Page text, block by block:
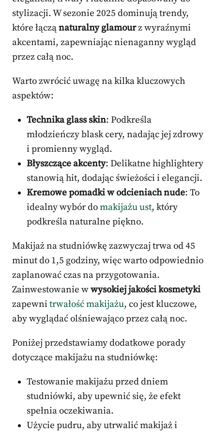
stylizacji. W sezonie 2025 dominują trendy,
które łącząnaturalny glamourz wyraźnymi
akcentami, zapewniając nienaganny wygląd
przez całą noc.
Warto zwrócić uwagę na kilka kluczowych
aspektów:
Technika glass skin: Podkreśla
młodzieńczy blask cery, nadając jej zdrowy
i promienny wygląd.
Błyszczące akcenty: Delikatne highlightery
stanowią hit, dodając świeżości i elegancji.
Kremowe pomadki w odcieniach nude: To
idealny wybór domakijażu ust, który
podkreśla naturalne piękno.
Makijaż na studniówkę zazwyczaj trwa od 45
minut do 1,5 godziny, więc warto odpowiednio
zaplanować czas na przygotowania.
Zainwestowanie wwysokiej jakości kosmetyki
zapewni trwałość makijażu, co jest kluczowe,
aby wyglądać olśniewająco przez całą noc.
Poniżej przedstawiamy dodatkowe porady
dotyczące makijażu na studniówkę:
Testowanie makijażu przed dniem
studniówki, aby upewnić się, że efekt
spełnia oczekiwania.
Użycie pudru, aby utrwalić makijaż i